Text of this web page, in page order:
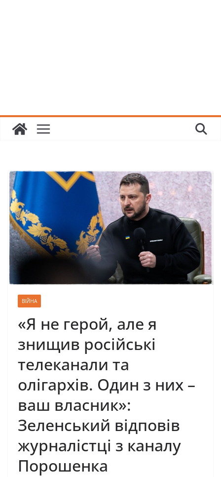
ВІЙНА
«Я не герой, але я
знищив російські
телеканали та
олігархів. Один з них –
ваш власник»:
Зеленський відповів
журналістці з каналу
Порошенка